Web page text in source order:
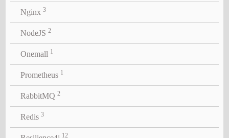
Nginx 3
NodeJS 2
Onemall 1
Prometheus 1
RabbitMQ 2
Redis 3
12